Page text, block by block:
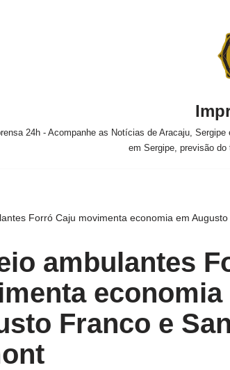
24h - Acompanhe as Notícias de Aracaju,
em Sergipe, previsão
Forró Caju movimenta economia em
ambulantes
economia
Franco e